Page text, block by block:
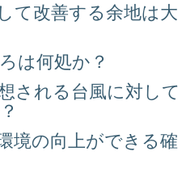
て改善する余地は大
は何処か？
される台風に対して
境の向上ができる確